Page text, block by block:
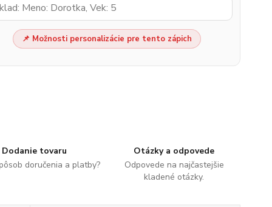
📌 Možnosti personalizácie pre tento zápich
Dodanie tovaru
doručenia a platby?
Otázky a odpovede
Odpovede na najčastejšie
kladené otázky.